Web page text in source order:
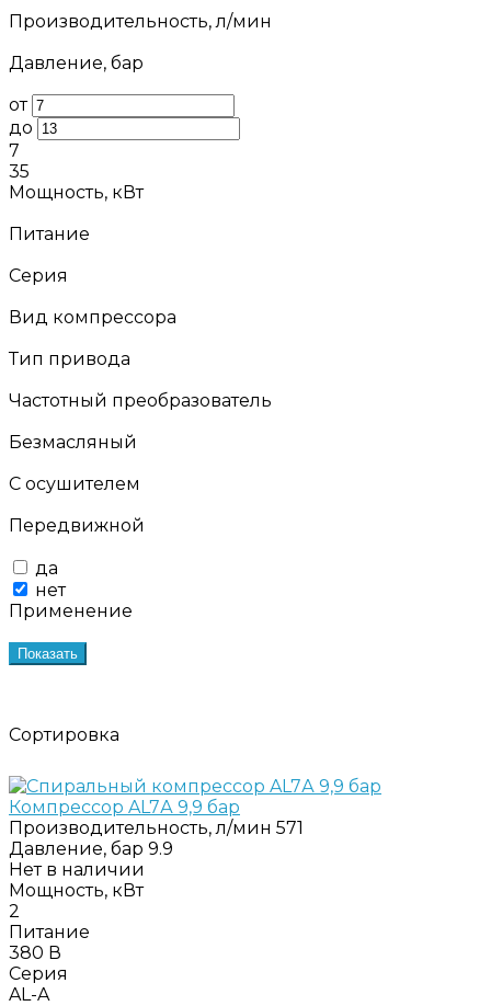
Производительность, л/мин
Давление, бар
от
до
7
35
Мощность, кВт
Питание
Серия
Вид компрессора
Тип привода
Частотный преобразователь
Безмасляный
С осушителем
Передвижной
да
нет
Применение
Показать
Сортировка
Компрессор AL7А 9,9 бар
Производительность, л/мин 571
Давление, бар 9.9
Нет в наличии
Мощность, кВт
2
Питание
380 В
Серия
AL-A